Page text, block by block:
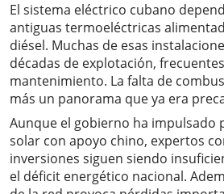
El sistema eléctrico cubano
antiguas termoeléctricas
diésel. Muchas de esas
décadas de explotación,
mantenimiento. La falta de
más un panorama que ya era
Aunque el gobierno ha impulsado
solar con apoyo chino, expertos
inversiones siguen siendo
el déficit energético nacional.